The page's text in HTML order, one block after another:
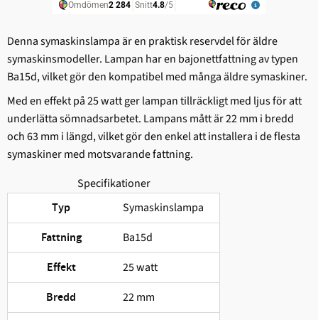
Denna symaskinslampa är en praktisk reservdel för äldre
symaskinsmodeller. Lampan har en bajonettfattning av typen
Ba15d, vilket gör den kompatibel med många äldre symaskiner.
Med en effekt på 25 watt ger lampan tillräckligt med ljus för att
underlätta sömnadsarbetet. Lampans mått är 22 mm i bredd
och 63 mm i längd, vilket gör den enkel att installera i de flesta
symaskiner med motsvarande fattning.
Specifikationer
Typ Symaskinslampa
Fattning Ba15d
Effekt 25 watt
Bredd
22 mm